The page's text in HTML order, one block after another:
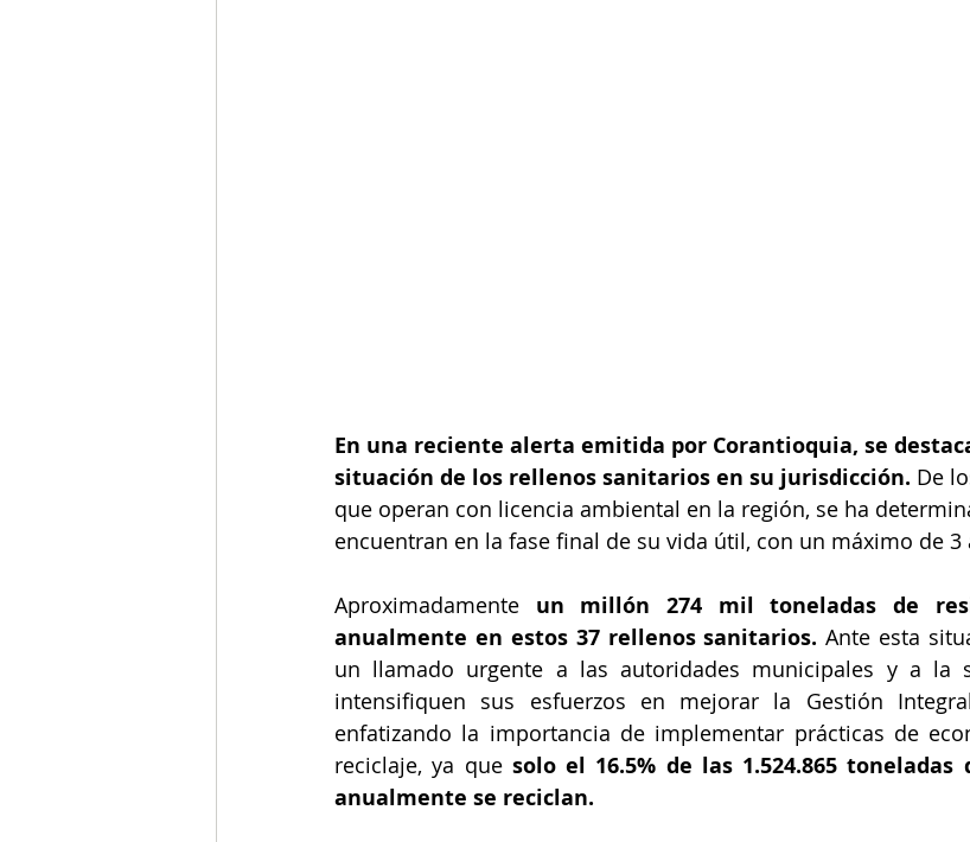
En una reciente alerta emitida por Corantioquia, se
situación de los rellenos sanitarios en su jurisdicción. De
que operan con licencia ambiental en la región, se ha
encuentran en la fase final de su vida útil, con un máximo de 3
Aproximadamente un millón 274 mil toneladas de
anualmente en estos 37 rellenos sanitarios. Ante esta
un llamado urgente a las autoridades municipales y a la
intensifiquen sus esfuerzos en mejorar la Gestión
enfatizando la importancia de implementar prácticas de
reciclaje, ya que solo el 16.5% de las 1.524.865 toneladas
anualmente se reciclan.